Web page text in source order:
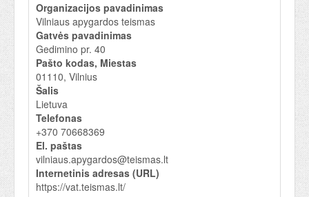
Organizacijos pavadinimas
Vilniaus apygardos teismas
Gatvės pavadinimas
Gedimino pr. 40
Pašto kodas, Miestas
01110, Vilnius
Šalis
Lietuva
Telefonas
+370 70668369
El. paštas
vilniaus.apygardos@teismas.lt
Internetinis adresas (URL)
https://vat.teismas.lt/